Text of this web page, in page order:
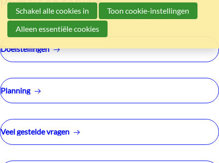
Doelstellingen
Planning
Veel gestelde vragen
Schakel alle cookies in
Toon cookie-instellingen
Alleen essentiële cookies